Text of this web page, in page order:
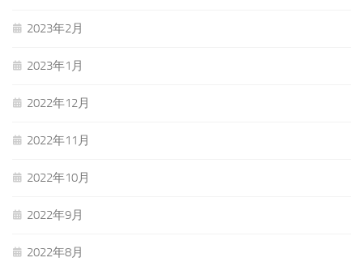
2023年2月
2023年1月
2022年12月
2022年11月
2022年10月
2022年9月
2022年8月